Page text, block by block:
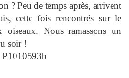
? Peu de temps après, arrivent
cette fois rencontrés sur le
Nous ramassons un
soir !